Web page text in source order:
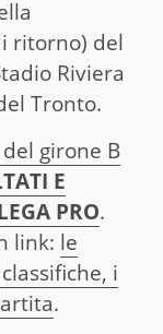
ritorno) del
Riviera
Tronto.
girone B
E
PRO.
link: le
i
.